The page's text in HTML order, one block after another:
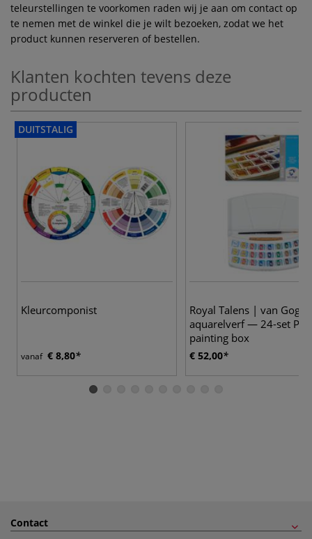
teleurstellingen te voorkomen raden wij je aan om contact op
te nemen met de winkel die je wilt bezoeken, zodat we het
product kunnen reserveren of bestellen.
Klanten kochten tevens deze
producten
DUITSTALIG
Kleurcomponist
vanaf € 8,80
Royal Talens | van Gogh
aquarelverf — 24-set
painting box
€ 52,00
Contact